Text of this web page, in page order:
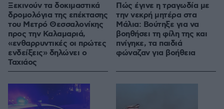
Ξεκινούν τα δοκιμαστικά
δρομολόγια της επέκτασης
του Μετρό Θεσσαλονίκης
προς την Καλαμαριά,
«ενθαρρυντικές οι πρώτες
ενδείξεις» δηλώνει ο
Ταχιάος
Πώς έγινε η τραγωδία με
την νεκρή μητέρα στα
Μάλια: Βούτηξε για να
βοηθήσει τη φίλη της και
πνίγηκε, τα παιδιά
φώναζαν για βοήθεια